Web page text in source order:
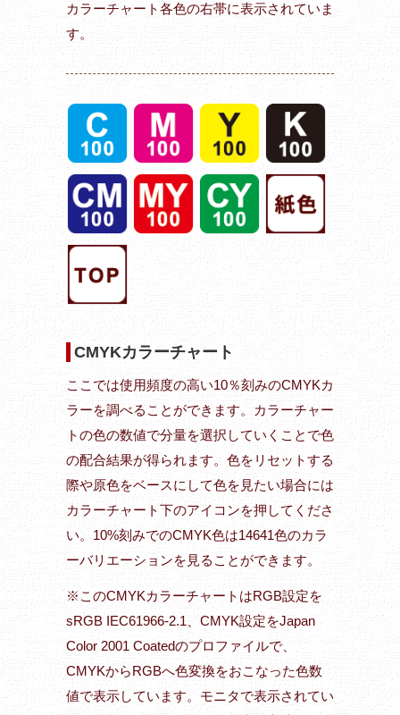
カラーチャート各色の右帯に表示されていま
す。
CMYKカラーチャート
ここでは使用頻度の高い10％刻みのCMYKカ
ラーを調べることができます。カラーチャー
トの色の数値で分量を選択していくことで色
の配合結果が得られます。色をリセットする
際や原色をベースにして色を見たい場合には
カラーチャート下のアイコンを押してくださ
い。10%刻みでのCMYK色は14641色のカラ
ーバリエーションを見ることができます。
※このCMYKカラーチャートはRGB設定を
sRGB IEC61966-2.1、CMYK設定をJapan
Color 2001 Coatedのプロファイルで、
CMYKからRGBへ色変換をおこなった色数
値で表示しています。モニタで表示されてい